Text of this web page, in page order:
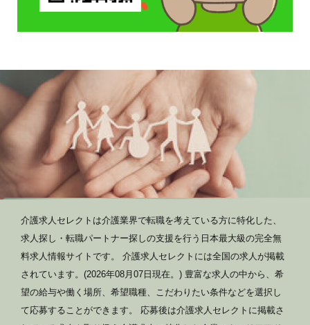
介護求人セレクトは介護業界で転職を考えている方に特化した、
求人探し・転職パートナー探しの支援を行う日本最大級の完全無
料求人情報サイトです。 介護求人セレクトには全国の求人が掲載
されています。(2026年08月07日現在。) 豊富な求人の中から、希
望の給与や働く場所、希望職種、こだわりたい条件などを選択し
て応募することができます。 応募後は介護求人セレクトに掲載さ